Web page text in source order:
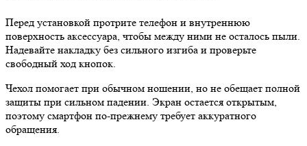
Перед установкой протрите телефон и внутреннюю
поверхность аксессуара, чтобы между ними не осталось пыли.
Надевайте накладку без сильного изгиба и проверьте
свободный ход кнопок.
Чехол помогает при обычном ношении, но не обещает полной
защиты при сильном падении. Экран остается открытым,
поэтому смартфон по-прежнему требует аккуратного
обращения.